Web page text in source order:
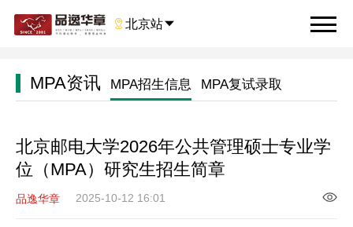
 北京站
MPA资讯 MPA招生信息 MPA复试录取
北京邮电大学2026年公共管理硕士专业学
位（MPA）研究生招生简章
品逸华章 2025-10-12 16:01